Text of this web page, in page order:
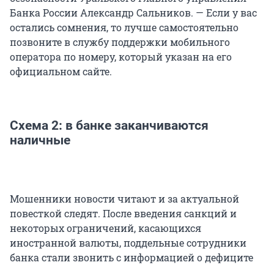
Банка России Александр Сальников. — Если у вас
остались сомнения, то лучше самостоятельно
позвоните в службу поддержки мобильного
оператора по номеру, который указан на его
официальном сайте.
Схема 2: в банке заканчиваются
наличные
Мошенники новости читают и за актуальной
повесткой следят. После введения санкций и
некоторых ограничений, касающихся
иностранной валюты, поддельные сотрудники
банка стали звонить с информацией о дефиците